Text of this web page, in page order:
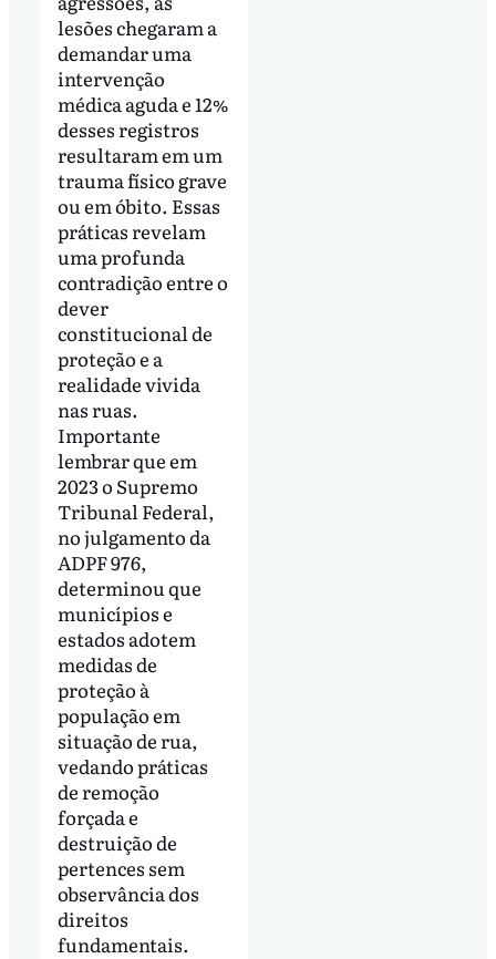
lesões chegaram a
demandar uma
intervenção
médica aguda e 12%
desses registros
resultaram em um
trauma físico grave
ou em óbito. Essas
práticas revelam
uma profunda
contradição entre o
dever
constitucional de
proteção e a
realidade vivida
nas ruas.
Importante
lembrar que em
2023 o Supremo
Tribunal Federal,
no julgamento da
ADPF 976,
determinou que
municípios e
estados adotem
medidas de
proteção à
população em
situação de rua,
vedando práticas
de remoção
forçada e
destruição de
pertences sem
observância dos
direitos
fundamentais.